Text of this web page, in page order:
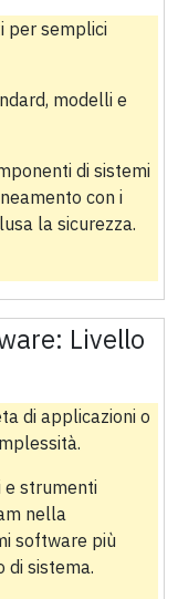
per semplici
modelli e
di sistemi
con i
la sicurezza.
Livello
di applicazioni o
e strumenti
nella
software più
di sistema.